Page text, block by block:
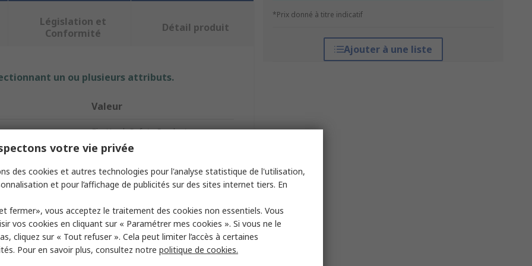
*Prix donné à titre indicatif
Ajouter à une liste
Législation et
Conformité
Détail produit
un ou plusieurs attributs.
Valeur
FireHawk Safety Products
Alarme fumée
Détecteur de fumée
FHN250
85dB
puissance Oui
votre vie privée
des cookies et autres technologies pour l'analyse statistique de l'utilisation,
et pour l’affichage de publicités sur des sites internet tiers. En
fermer», vous acceptez le traitement des cookies non essentiels. Vous
vos cookies en cliquant sur « Paramétrer mes cookies ». Si vous ne le
cliquez sur « Tout refuser ». Cela peut limiter l’accès à certaines
Pour en savoir plus, consultez notre politique de cookies.